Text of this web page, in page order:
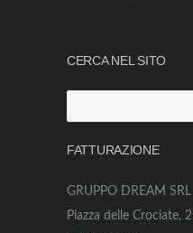
CERCA NEL SITO
per:
FATTURAZIONE
GRUPPO DREAM SRL
Piazza delle Crociate, 2